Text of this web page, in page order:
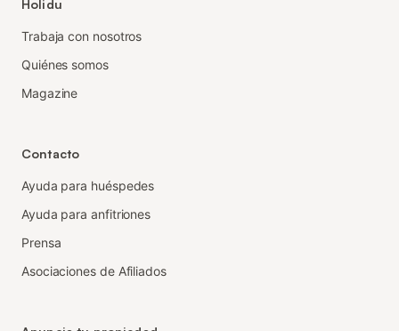
Holidu
Trabaja con nosotros
Quiénes somos
Magazine
Contacto
Ayuda para huéspedes
Ayuda para anfitriones
Prensa
Asociaciones de Afiliados